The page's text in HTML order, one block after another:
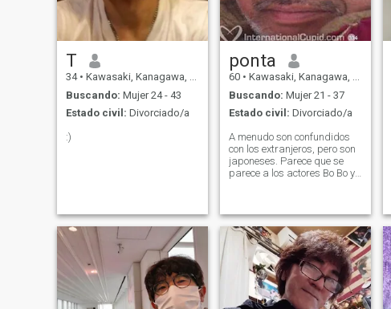
T
34 • Kawasaki, Kanagawa, Japón
Buscando: Mujer 24 - 43
Estado civil: Divorciado/a
:)
ponta
60 • Kawasaki, Kanagawa, Japón
Buscando: Mujer 21 - 37
Estado civil: Divorciado/a
A menudo son confundidos
con los extranjeros, pero son
japoneses. Parece que se
parece a los actores Bo Bo y